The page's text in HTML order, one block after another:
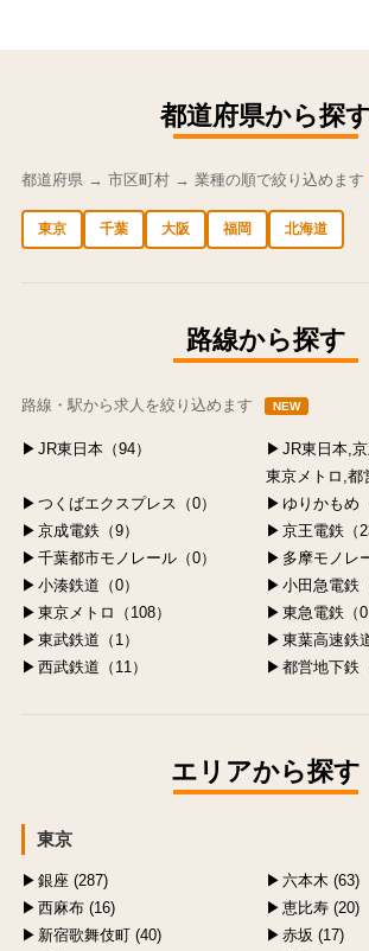
都道府県から探
都道府県 → 市区町村 → 業種の順で絞り込めます
東京 千葉 大阪 福岡 北海道
路線から探す
路線・駅から求人を絞り込めます NEW
JR東日本（94）
JR東日本,
東京メトロ,都
つくばエクスプレス（0）
ゆりかもめ
京成電鉄（9）
京王電鉄（
千葉都市モノレール（0）
多摩モノレ
小湊鉄道（0）
小田急電鉄
東京メトロ（108）
東急電鉄（0
東武鉄道（1）
東葉高速鉄
西武鉄道（11）
都営地下鉄
エリアから探す
東京
銀座 (287)
六本木 (63)
西麻布 (16)
恵比寿 (20)
新宿歌舞伎町 (40)
赤坂 (17)